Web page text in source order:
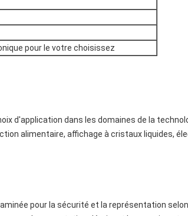
pour le votre choisissez
d'application dans les domaines de la
alimentaire, affichage à cristaux liquides,
pour la sécurité et la représentation